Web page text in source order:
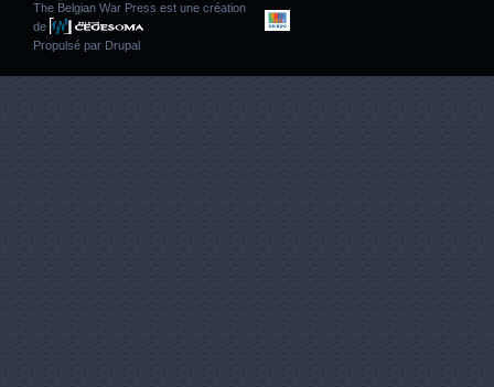
The Belgian War Press est une création
de
Propulsé par Drupal